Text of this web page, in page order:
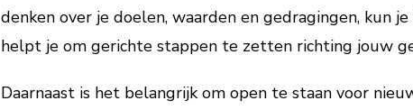
denken over je doelen, waarden en gedragingen, kun
helpt je om gerichte stappen te zetten richting jouw
Daarnaast is het belangrijk om open te staan voor